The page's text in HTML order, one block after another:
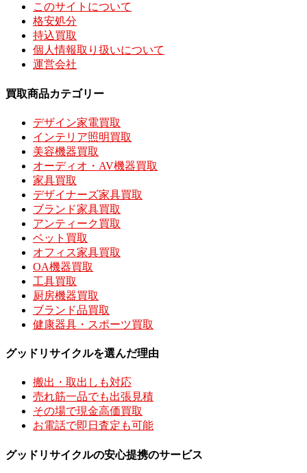
このサイトについて
格安処分
持込買取
個人情報取り扱いについて
運営会社
買取商品カテゴリー
デザイン家電買取
インテリア照明買取
美容機器買取
オーディオ・AV機器買取
家具買取
デザイナーズ家具買取
ブランド家具買取
アンティーク買取
ベット買取
オフィス家具買取
OA機器買取
工具買取
厨房機器買取
ブランド品買取
健康器具・スポーツ買取
グッドリサイクルを選んだ理由
搬出・取出しも対応
売れ筋一品でも出張見積
その場で現金高価買取
お電話で即日査定も可能
グッドリサイクルの安心提携のサービス